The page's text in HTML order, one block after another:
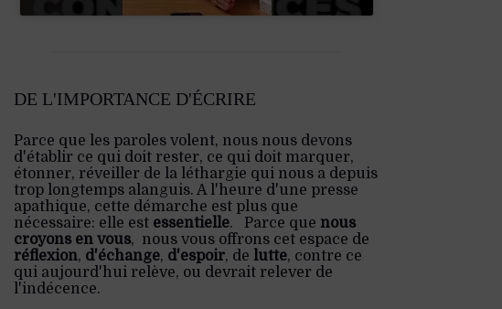
DE L'IMPORTANCE D'ÉCRIRE
Parce que les paroles volent, nous nous devons
d'établir ce qui doit rester, ce qui doit marquer,
étonner, réveiller de la léthargie qui nous a depuis
trop longtemps alanguis. A l'heure d'une presse
apathique, cette démarche est plus que
nécessaire: elle est essentielle. Parce que nous
croyons en vous, nous vous offrons cet espace de
réflexion, d'échange, d'espoir, de lutte, contre ce
qui aujourd'hui relève, ou devrait relever de
l'indécence.